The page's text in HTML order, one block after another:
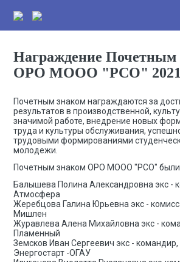
Награждение Почетным
ОРО МООО "РСО" 2021
Почетным знаком награждаются за
результатов в производственной,
значимой работе, внедрение новых
труда и культуры обслуживания,
трудовыми формированиями
молодежи.
Почетным знаком ОРО МООО "РСО"
Балышева Полина Александровна экс -
Атмосфера
Жеребцова Галина Юрьевна экс -
Мишлен
Журавлева Алена Михайловна экс -
Пламенный
Земсков Иван Сергеевич экс -
Энергостарт -ОГАУ